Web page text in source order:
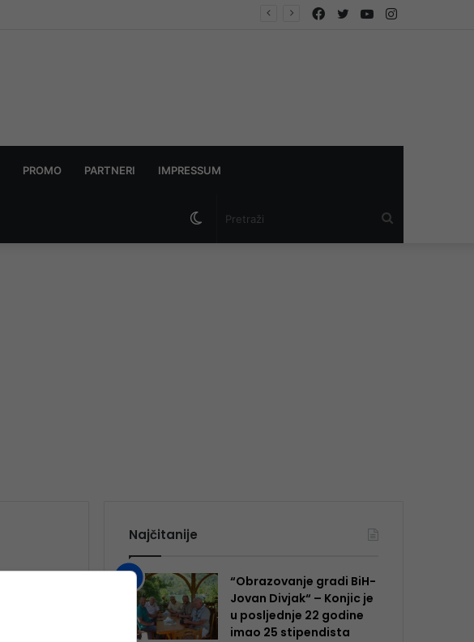
YouTube
Twitter
Facebook
PROMO PARTNERI IMPRESSUM
Switch
Najčitanije
“Obrazovanje gradi BiH-
Jovan Divjak“ – Konjic je
u posljednje 22 godine
imao 25 ​​stipendista